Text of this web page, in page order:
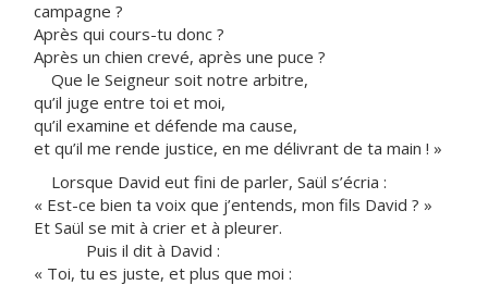
campagne ?
Après qui cours-tu donc ?
Après un chien crevé, après une puce ?
Que le Seigneur soit notre arbitre,
qu’il juge entre toi et moi,
qu’il examine et défende ma cause,
et qu’il me rende justice, en me délivrant de ta main ! »
Lorsque David eut fini de parler, Saül s’écria :
« Est-ce bien ta voix que j’entends, mon fils David ? »
Et Saül se mit à crier et à pleurer.
Puis il dit à David :
« Toi, tu es juste, et plus que moi :